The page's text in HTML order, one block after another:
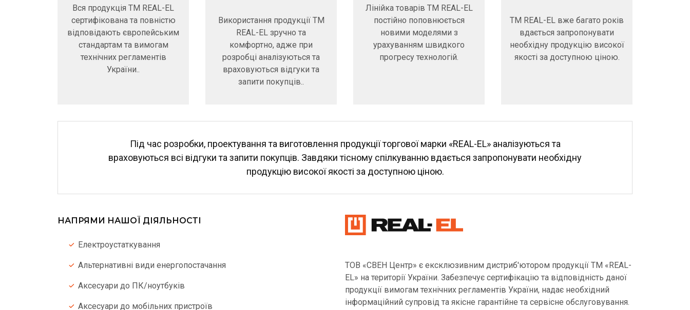
Вся продукція ТМ REAL-EL
сертифікована та повністю
відповідають європейським
стандартам та вимогам
технічних регламентів
України..
Використання продукції ТМ
REAL-EL зручно та
комфортно, адже при
розробці аналізуються та
враховуються відгуки та
запити покупців..
Лінійка товарів ТМ REAL-EL
постійно поповнюється
новими моделями з
урахуванням швидкого
прогресу технологій.
ТМ REAL-EL вже багато років
вдається запропонувати
необхідну продукцію високої
якості за доступною ціною.
Під час розробки, проектування та виготовлення продукції торгової марки «REAL-EL» аналізуються та
враховуються всі відгуки та запити покупців. Завдяки тісному спілкуванню вдається запропонувати необхідну
продукцію високої якості за доступною ціною.
НАПРЯМИ НАШОЇ ДІЯЛЬНОСТІ
Електроустаткування
Альтернативні види енергопостачання
Аксесуари до ПК/ноутбуків
Аксесуари до мобільних пристроїв
ТОВ «СВЕН Центр» є ексклюзивним дистриб'ютором продукції ТМ «REAL-
EL» на території України. Забезпечує сертифікацію та відповідність даної
продукції вимогам технічних регламентів України, надає необхідний
інформаційний супровід та якісне гарантійне та сервісне обслуговування.